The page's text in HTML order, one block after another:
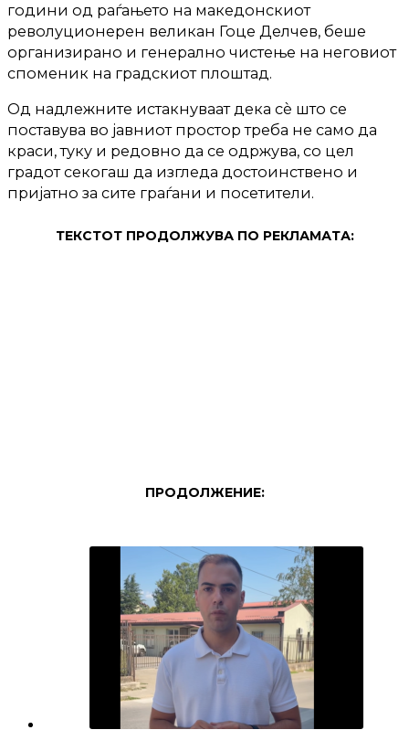
години од раѓањето на македонскиот
револуционерен великан Гоце Делчев, беше
организирано и генерално чистење на неговиот
споменик на градскиот плоштад.
Од надлежните истакнуваат дека сè што се
поставува во јавниот простор треба не само да
краси, туку и редовно да се одржува, со цел
градот секогаш да изгледа достоинствено и
пријатно за сите граѓани и посетители.
ТЕКСТОТ ПРОДОЛЖУВА ПО РЕКЛАМАТА:
ПРОДОЛЖЕНИЕ: